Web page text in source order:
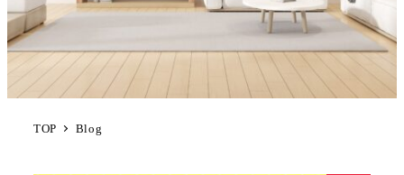
TOP Blog